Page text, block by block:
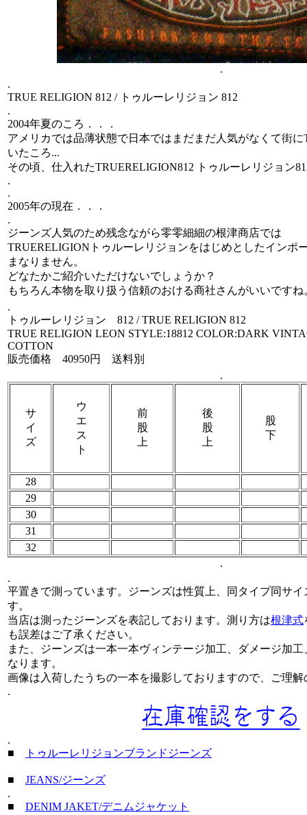
.
.
TRUE RELIGION 812 / トゥルーレリジョン 812
.
2004年夏のころ．．．
アメリカでは品薄状態で日本ではまだまだ人気がなくて街
いたころ...
その頃、仕入れたTRUERELIGION812 トゥルーレリジョン
.
.
2005年の現在．．．
.
ジーンズ人気のため残念ながら零零細細の根津商店では
TRUERELIGIONトゥルーレリジョンをはじめとしたインポ
まなりません。
どなたかご紹介いただけないでしょうか？
もちろん本物を取り扱う信頼のおける商社さんがいいですね
.
トゥルーレリジョン 812 / TRUE RELIGION 812
TRUE RELIGION LEON STYLE:18812 COLOR:DARK
COTTON
販売価格 40950円 送料別
.
サ
イ
ズ
ウ
エ
ス
ト
前
股
上
後
股
上
股
下
28
29
30
31
32
.
.
平置きで測っています。ジーンズは性質上、同タイプ同サ
す。
当店は測ったジーンズを表記しております。測り方は根津式
も誤差はご了承ください。
また、ジーンズは一本一本ヴィンテージ加工、ダメージ加
なります。
画像は入荷したうちの一本を撮影しておりますので、ご理
.
.
■
トゥルーレリジョンブランドジーンズ
■ JEANS/ジーンズ
.
■ DENIM JAKET/デニムジャケット